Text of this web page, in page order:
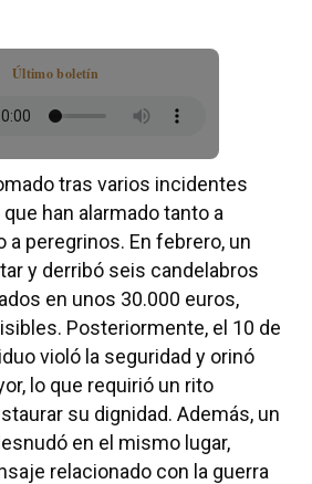
Último boletín
tras varios incidentes
han alarmado tanto a
peregrinos. En febrero, un
y derribó seis candelabros
en unos 30.000 euros,
Posteriormente, el 10 de
violó la seguridad y orinó
lo que requirió un rito
su dignidad. Además, un
en el mismo lugar,
relacionado con la guerra